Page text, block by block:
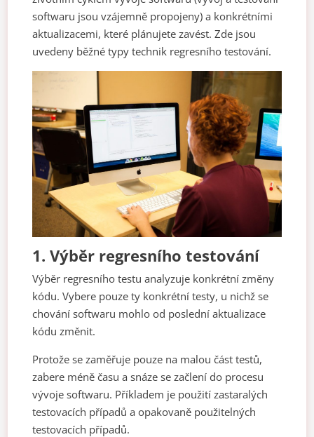
softwaru jsou vzájemně propojeny) a konkrétními
aktualizacemi, které plánujete zavést. Zde jsou
uvedeny běžné typy technik regresního testování.
1.Výběr regresního testování
Výběr regresního testu analyzuje konkrétní změny
kódu. Vybere pouze ty konkrétní testy, u nichž se
chování softwaru mohlo od poslední aktualizace
kódu změnit.
Protože se zaměřuje pouze na malou část testů,
zabere méně času a snáze se začlení do procesu
vývoje softwaru. Příkladem je použití zastaralých
testovacích případů a opakovaně použitelných
testovacích případů.